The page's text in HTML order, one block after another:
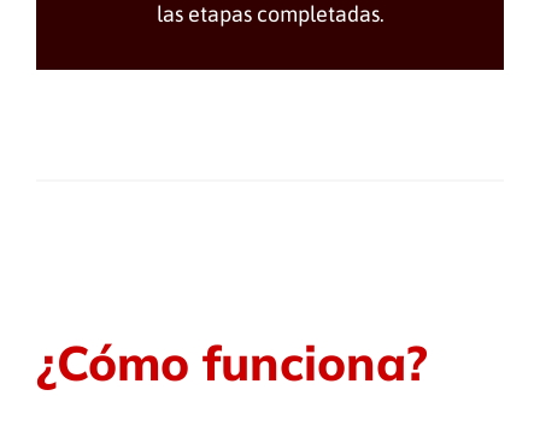
las etapas completadas.
¿Cómo funciona?